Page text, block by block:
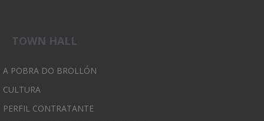
TOWN HALL
A POBRA DO BROLLÓN
CULTURA
PERFIL CONTRATANTE